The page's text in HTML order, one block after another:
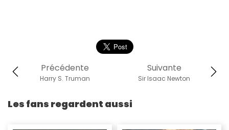
Suivante
Sir Isaac Newton
Précédente
Harry S. Truman
Les fans regardent aussi